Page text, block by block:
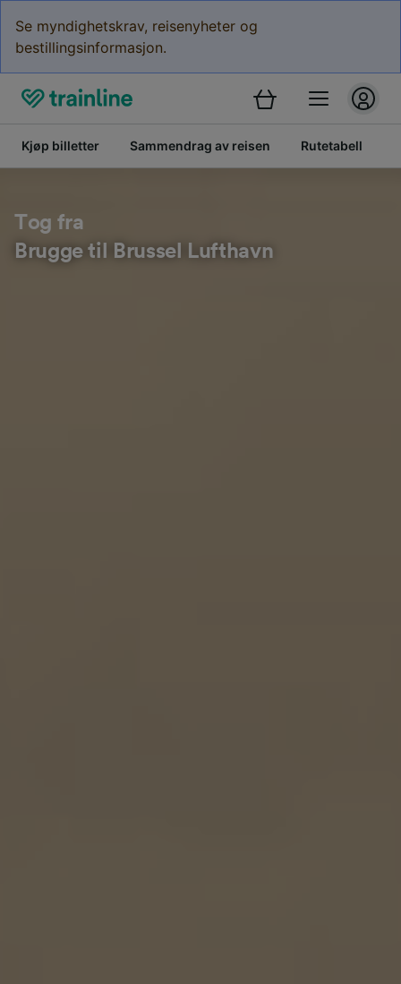
Se myndighetskrav, reisenyheter og
bestillingsinformasjon.
Kjøp billetter Sammendrag av reisen Rutetabell
Tog fra
Brugge til Brussel Lufthavn